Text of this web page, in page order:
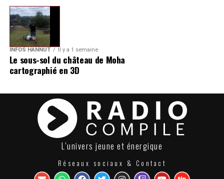
INFOS HANNUT Il y a 1 semaine
Le sous-sol du château de Moha
cartographié en 3D
L’univers jeune et énergique
Réseaux sociaux & Contact